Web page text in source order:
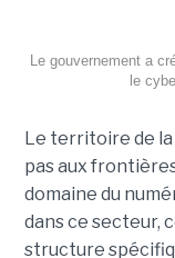
Le gouvernement a
le
Le territoire de
pas aux
domaine du
dans ce secteur,
structure